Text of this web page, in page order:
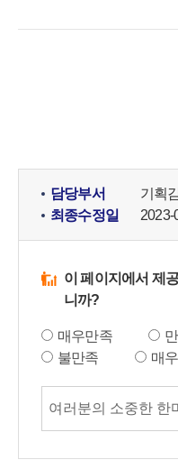
담당부서
기획
최종수정일
2023-
이 페이지에서 제
니까?
매우만족
불만족
매